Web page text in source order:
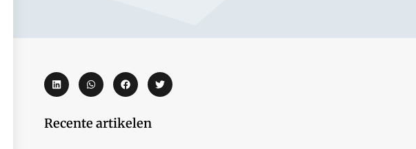
Recente artikelen